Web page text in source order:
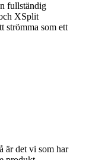
fullständig
XSplit
strömma som ett
är det vi som har